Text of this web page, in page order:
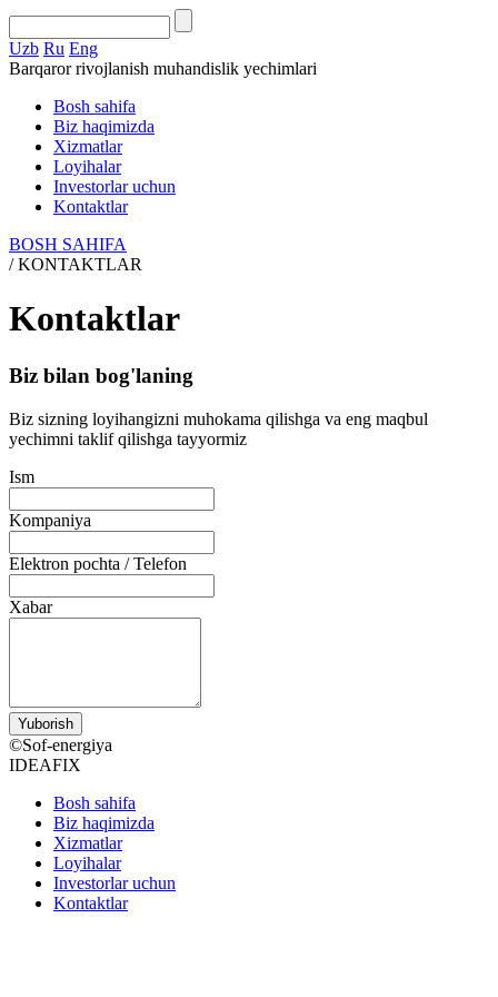
Uzb Ru Eng
Barqaror rivojlanish muhandislik yechimlari
Bosh sahifa
Biz haqimizda
Xizmatlar
Loyihalar
Investorlar uchun
Kontaktlar
BOSH SAHIFA
/KONTAKTLAR
Kontaktlar
Biz bilan bog'laning
Biz sizning loyihangizni muhokama qilishga va eng maqbul
yechimni taklif qilishga tayyormiz
Ism
Kompaniya
Elektron pochta / Telefon
Xabar
Yuborish
©Sof-energiya
IDEAFIX
Bosh sahifa
Biz haqimizda
Xizmatlar
Loyihalar
Investorlar uchun
Kontaktlar